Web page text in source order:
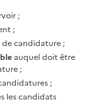
;
;
de candidature ;
auquel doit être
;
;
les candidats